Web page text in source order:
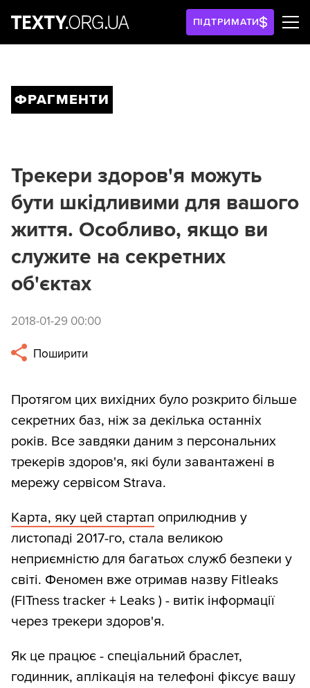
ПІДТРИМАТИ
ФРАГМЕНТИ
Трекери здоров'я можуть
бути шкідливими для вашого
життя. Особливо, якщо ви
служите на секретних
об'єктах
2018-01-29 00:00
Поширити
Протягом цих вихідних було розкрито більше
секретних баз, ніж за декілька останніх
років. Все завдяки даним з персональних
трекерів здоров'я, які були завантажені в
мережу сервісом Strava.
Карта, яку цей стартап оприлюднив у
листопаді 2017-го, стала великою
неприємністю для багатьох служб безпеки у
світі. Феномен вже отримав назву Fitleaks
(FITness tracker + Leaks ) - витік інформації
через трекери здоров'я.
Як це працює - спеціальний браслет,
годинник, аплікація на телефоні фіксує вашу